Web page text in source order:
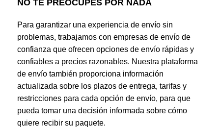
NO TE PREOCUPES POR NADA
Para garantizar una experiencia de envío sin
problemas, trabajamos con empresas de envío de
confianza que ofrecen opciones de envío rápidas y
confiables a precios razonables. Nuestra plataforma
de envío también proporciona información
actualizada sobre los plazos de entrega, tarifas y
restricciones para cada opción de envío, para que
pueda tomar una decisión informada sobre cómo
quiere recibir su paquete.